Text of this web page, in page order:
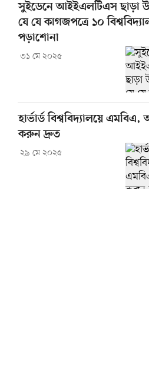
সুইডেনে আইইএলটিএস ছাড়া
যে যে কাগজপত্রে ১০
পড়াশোনা
৩১ মে ২০২৫
হার্ভার্ড বিশ্ববিদ্যালয়ে
করুন দ্রুত
২৯ মে ২০২৫